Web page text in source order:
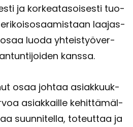
ja kor­kea­ta­soi­ses­ti tuo­
laa­jas­
luoda yh­teis­työ­ver­
kans­sa.
osaa joh­taa asiak­kuuk­
asiak­kail­le ke­hit­tä­mäl­
suun­ni­tel­la, to­teut­taa ja